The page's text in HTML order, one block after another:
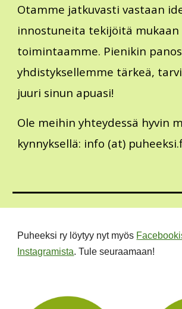
Otamme jatkuvasti vastaan
innostuneita tekijöitä mukaan
toimintaamme. Pienikin
yhdistyksellemme tärkeä, tar
juuri sinun apuasi!
Ole meihin yhteydessä hyvin
kynnyksellä: info (at)
Puheeksi ry löytyy nyt myös
Instagramista. Tule seuraamaan!